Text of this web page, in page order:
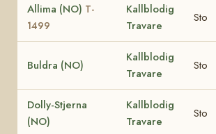
Allima (NO) T-
1499
Kallblodig
Travare
Sto
Buldra (NO)
Kallblodig
Travare
Sto
Dolly-Stjerna
(NO)
Kallblodig
Travare
Sto